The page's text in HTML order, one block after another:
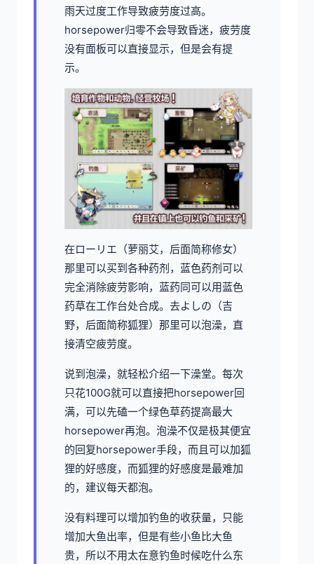
雨天过度工作导致疲劳度过高。
horsepower归零不会导致昏迷，疲劳度
没有面板可以直接显示，但是会有提
示。
在ローリエ（萝丽艾，后面简称修女）
那里可以买到各种药剂，蓝色药剂可以
完全消除疲劳影响，蓝药同可以用蓝色
药草在工作台处合成。去よしの（吉
野，后面简称狐狸）那里可以泡澡，直
接清空疲劳度。
说到泡澡，就轻松介绍一下澡堂。每次
只花100G就可以直接把horsepower回
满，可以先磕一个绿色草药提高最大
horsepower再泡。泡澡不仅是极其便宜
的回复horsepower手段，而且可以加狐
狸的好感度，而狐狸的好感度是最难加
的，建议每天都泡。
没有料理可以增加钓鱼的收获量，只能
增加大鱼出率，但是有些小鱼比大鱼
贵，所以不用太在意钓鱼时候吃什么东